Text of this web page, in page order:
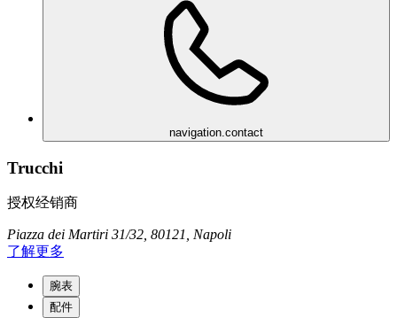
navigation.contact
Trucchi
授权经销商
Piazza dei Martiri 31/32, 80121, Napoli
了解更多
腕表
配件